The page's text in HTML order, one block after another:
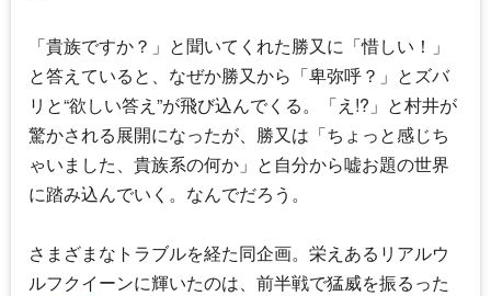
「貴族ですか？」と聞いてくれた勝又に「惜しい！」
と答えていると、なぜか勝又から「卑弥呼？」とズバ
リと“欲しい答え”が飛び込んでくる。「え!?」と村井が
驚かされる展開になったが、勝又は「ちょっと感じち
ゃいました、貴族系の何か」と自分から嘘お題の世界
に踏み込んでいく。なんでだろう。
さまざまなトラブルを経た同企画。栄えあるリアルウ
ルフクイーンに輝いたのは、前半戦で猛威を振るった